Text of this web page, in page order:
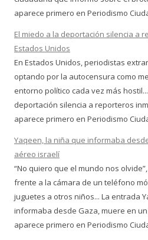
aparece primero en Periodismo
El miedo a la deportación silencia a
Estados Unidos
En Estados Unidos, periodistas
optando por la autocensura como
entorno político cada vez más
deportación silencia a reporteros
aparece primero en Periodismo
Yaqeen, la niña que informaba
aéreo israelí
“No quiero que el mundo nos
frente a la cámara de un teléfono
juguetes a otros niños... La entrada
informaba desde Gaza, muere en
aparece primero en Periodismo